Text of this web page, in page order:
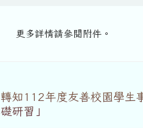
更多詳情請參閱附件。
轉知112年度友善校園學生
礎研習」